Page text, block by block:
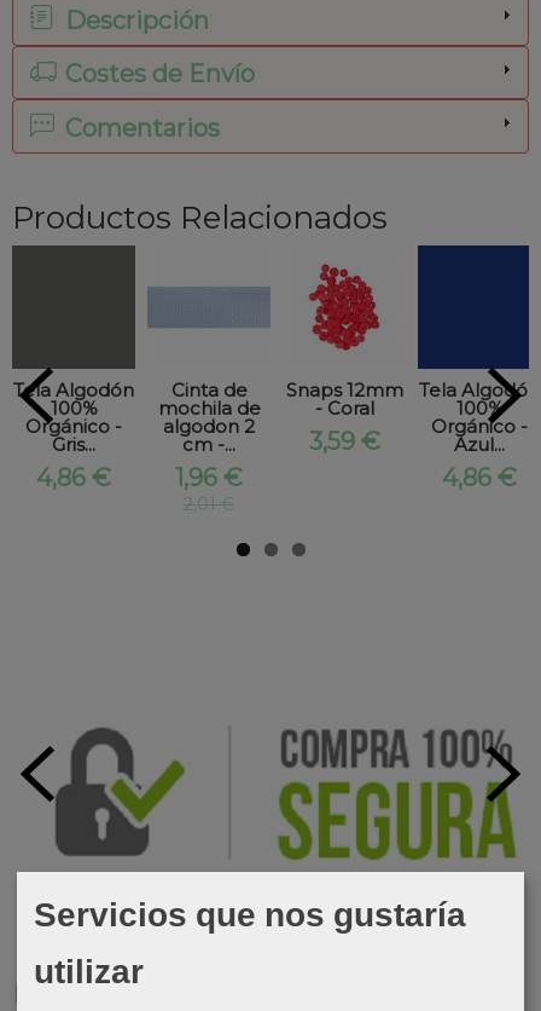
Descripción
Costes de Envío
Comentarios
Productos Relacionados
Tela Algodón
100%
Orgánico -
Gris...
4,86 €
Cinta de
mochila de
algodon 2
cm -...
1,96 €
2,01 €
Snaps 12mm
- Coral
3,59 €
Tela Algodón
100%
Orgánico -
Azul...
4,86 €
Servicios que nos gustaría
utilizar